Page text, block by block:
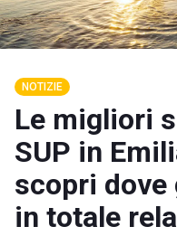
NOTIZIE
Le migliori
SUP in
scopri
in totale